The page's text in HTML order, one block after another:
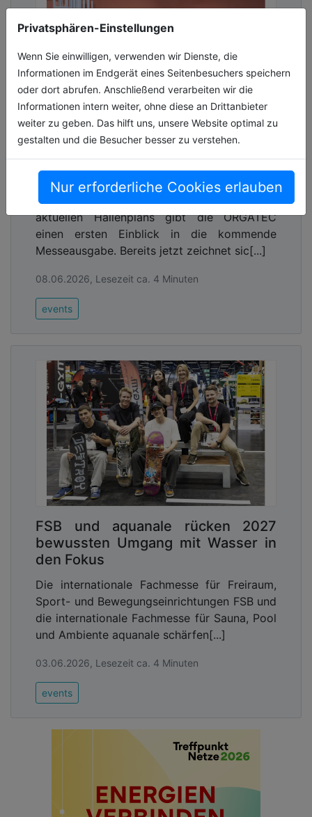
Privatsphären-Einstellungen
Wenn Sie einwilligen, verwenden wir Dienste, die
Informationen im Endgerät eines Seitenbesuchers speichern
oder dort abrufen. Anschließend verarbeiten wir die
Informationen intern weiter, ohne diese an Drittanbieter
weiter zu geben. Das hilft uns, unsere Website optimal zu
gestalten und die Besucher besser zu verstehen.
Nur erforderliche Cookies erlauben
ORGATEC 2026 verzeichnet breite
internationale Beteiligung
Mit dem Launch der Ausstellersuche und des
aktuellen Hallenplans gibt die ORGATEC
einen ersten Einblick in die kommende
Messeausgabe. Bereits jetzt zeichnet sic[...]
08.06.2026, Lesezeit ca. 4 Minuten
events
FSB und aquanale rücken 2027
bewussten Umgang mit Wasser in
den Fokus
Die internationale Fachmesse für Freiraum,
Sport- und Bewegungseinrichtungen FSB und
die internationale Fachmesse für Sauna, Pool
und Ambiente aquanale schärfen[...]
03.06.2026, Lesezeit ca. 4 Minuten
events